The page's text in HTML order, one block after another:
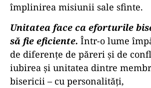
împlinirea misiunii sale sfinte.
Unitatea face ca eforturile
să fie eficiente. Într-o lu­me
de diferenţe de păreri şi de
iubirea şi unita­tea dintre
bisericii – cu personalităţi,